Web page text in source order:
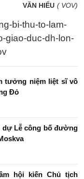
VĂN HIẾU ( VOV)
bi-thu-to-lam-
giao-duc-dh-lon-
tưởng niệm liệt sĩ vô
Đỏ
dự Lễ công bố đường
hội kiến Chủ tịch